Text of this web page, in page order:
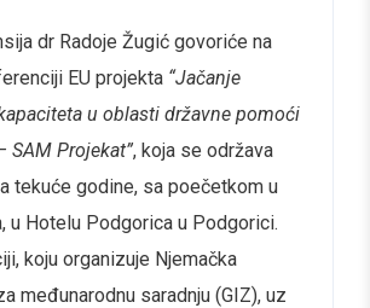
dr Radoje Žugić govoriće na
EU projekta “Jačanje
u oblasti državne pomoći
SAM Projekat”, koja se održava
tekuće godine, sa poečetkom u
u Hotelu Podgorica u Podgorici.
koju organizuje Njemačka
međunarodnu saradnju (GIZ), uz